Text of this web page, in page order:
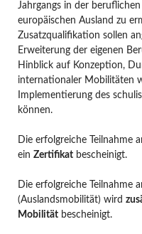
Jahrgangs in der
europäischen Ausland zu
Zusatzqualifikation sollen
Erweiterung der eigenen
Hinblick auf Konzeption,
internationaler Mobilitäten
Implementierung des
können.
Die erfolgreiche Teilnahme
ein Zertifikatbescheinigt.
Die erfolgreiche Teilnahme
(Auslandsmobilität) wird
Mobilitätbescheinigt.